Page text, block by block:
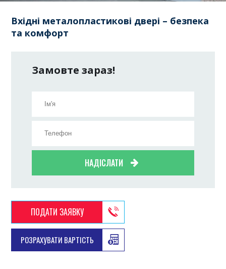
Вхідні металопластикові двері – безпека
та комфорт
Замовте зараз!
НАДІСЛАТИ
ПОДАТИ ЗАЯВКУ
РОЗРАХУВАТИ ВАРТІСТЬ